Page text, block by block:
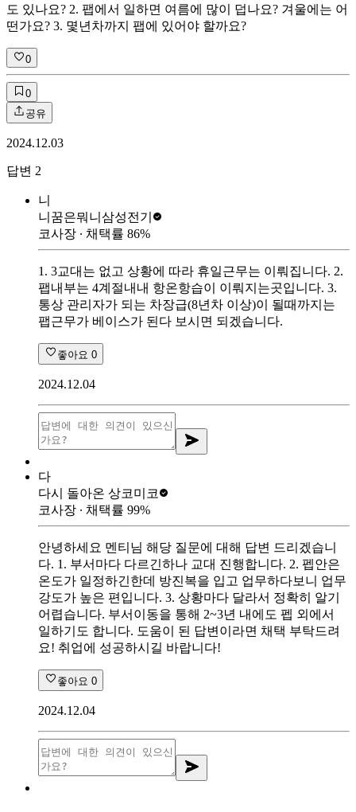
도 있나요? 2. 팹에서 일하면 여름에 많이 덥나요? 겨울에는 어
떤가요? 3. 몇년차까지 팹에 있어야 할까요?
0
0
공유
2024.12.03
답변 2
니
니꿈은뭐니 삼성전기
코사장 ∙ 채택률 86%
1. 3교대는 없고 상황에 따라 휴일근무는 이뤄집니다. 2.
팹내부는 4계절내내 항온항습이 이뤄지는곳입니다. 3.
통상 관리자가 되는 차장급(8년차 이상)이 될때까지는
팹근무가 베이스가 된다 보시면 되겠습니다.
좋아요 0
2024.12.04
다
다시 돌아온 상코미코
코사장 ∙ 채택률 99%
안녕하세요 멘티님 해당 질문에 대해 답변 드리겠습니
다. 1. 부서마다 다르긴하나 교대 진행합니다. 2. 펩안은
온도가 일정하긴한데 방진복을 입고 업무하다보니 업무
강도가 높은 편입니다. 3. 상황마다 달라서 정확히 알기
어렵습니다. 부서이동을 통해 2~3년 내에도 펩 외에서
일하기도 합니다. 도움이 된 답변이라면 채택 부탁드려
요! 취업에 성공하시길 바랍니다!
좋아요 0
2024.12.04